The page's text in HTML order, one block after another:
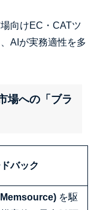
向けEC・CATツ
AIが実務適性を多
場への「ブラ
バック
を駆